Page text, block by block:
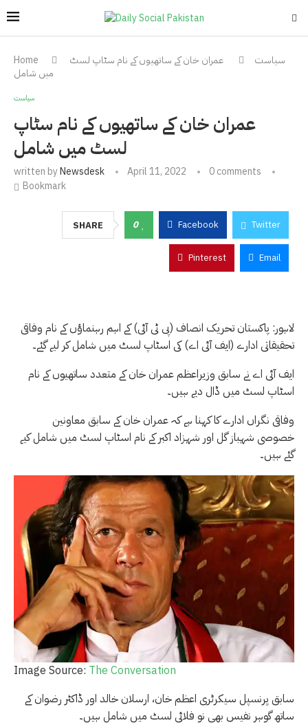
Home سیاست
عمران خان کے ساتھیوں کے نام سٹاپ لسٹ
میں شامل
سیاست
عمران خان کے ساتھیوں کے نام سٹاپ
لسٹ میں شامل
written byNewsdesk April 11, 2022
0 comments
Bookmark
SHARE 0 Facebook Twitter
Pinterest Email
لاہور: پاکستان تحریک انصاف (پی ٹی آئی) کے اہم رہنماؤں کے نام وفاقی
تحقیقاتی ادارے (ایف آئی اے) کی اسٹاپ لسٹ میں شامل کر لیے گئے۔
ایف آئی اے نے سابق وزیراعظم عمران خان کے متعدد ساتھیوں کے نام
اسٹاپ لسٹ میں ڈال دیے ہیں۔
وفاقی نگراں ادارے کا کہنا ہے کہ عمران خان کے سابق معاونین
خصوصی شہباز گل اور شہزاد اکبر کے نام اسٹاپ لسٹ میں شامل کیے
گئے ہیں۔
Image Source: The Conversation
سابق پرنسپل سیکرٹری اعظم خان، ارسلان خالد اور ڈاکٹر رضوان کے
ساتھ گوہر نفیس بھی نو فلائی لسٹ میں شامل ہیں۔